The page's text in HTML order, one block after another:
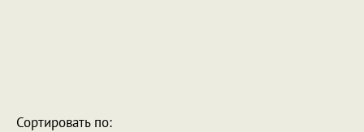
Сортировать по: